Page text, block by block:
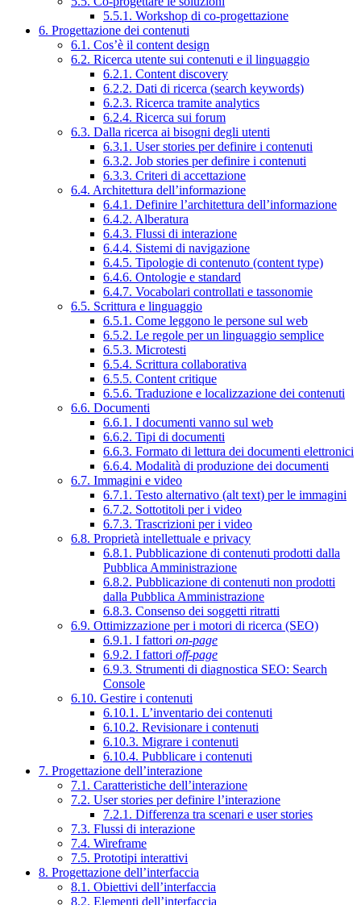
5.5.1. Workshop di co-progettazione
6. Progettazione dei contenuti
6.1. Cos’è il content design
6.2. Ricerca utente sui contenuti e il linguaggio
6.2.1. Content discovery
6.2.2. Dati di ricerca (search keywords)
6.2.3. Ricerca tramite analytics
6.2.4. Ricerca sui forum
6.3. Dalla ricerca ai bisogni degli utenti
6.3.1. User stories per definire i contenuti
6.3.2. Job stories per definire i contenuti
6.3.3. Criteri di accettazione
6.4. Architettura dell’informazione
6.4.1. Definire l’architettura dell’informazione
6.4.2. Alberatura
6.4.3. Flussi di interazione
6.4.4. Sistemi di navigazione
6.4.5. Tipologie di contenuto (content type)
6.4.6. Ontologie e standard
6.4.7. Vocabolari controllati e tassonomie
6.5. Scrittura e linguaggio
6.5.1. Come leggono le persone sul web
6.5.2. Le regole per un linguaggio semplice
6.5.3. Microtesti
6.5.4. Scrittura collaborativa
6.5.5. Content critique
6.5.6. Traduzione e localizzazione dei contenuti
6.6. Documenti
6.6.1. I documenti vanno sul web
6.6.2. Tipi di documenti
6.6.3. Formato di lettura dei documenti elettronici
6.6.4. Modalità di produzione dei documenti
6.7. Immagini e video
6.7.1. Testo alternativo (alt text) per le immagini
6.7.2. Sottotitoli per i video
6.7.3. Trascrizioni per i video
6.8. Proprietà intellettuale e privacy
6.8.1. Pubblicazione di contenuti prodotti dalla
Pubblica Amministrazione
6.8.2. Pubblicazione di contenuti non prodotti
dalla Pubblica Amministrazione
6.8.3. Consenso dei soggetti ritratti
6.9. Ottimizzazione per i motori di ricerca (SEO)
6.9.1. I fattori on-page
6.9.2. I fattori off-page
6.9.3. Strumenti di diagnostica SEO: Search
Console
6.10. Gestire i contenuti
6.10.1. L’inventario dei contenuti
6.10.2. Revisionare i contenuti
6.10.3. Migrare i contenuti
6.10.4. Pubblicare i contenuti
7. Progettazione dell’interazione
7.1. Caratteristiche dell’interazione
7.2. User stories per definire l’interazione
7.2.1. Differenza tra scenari e user stories
7.3. Flussi di interazione
7.4. Wireframe
7.5. Prototipi interattivi
8. Progettazione dell’interfaccia
8.1. Obiettivi dell’interfaccia
8.2. Elementi dell’interfaccia